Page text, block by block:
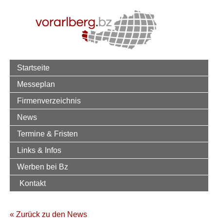
Startseite
Messeplan
Firmenverzeichnis
News
Termine & Fristen
Links & Infos
Werben bei Bz
Kontakt
« Zurück zu den News